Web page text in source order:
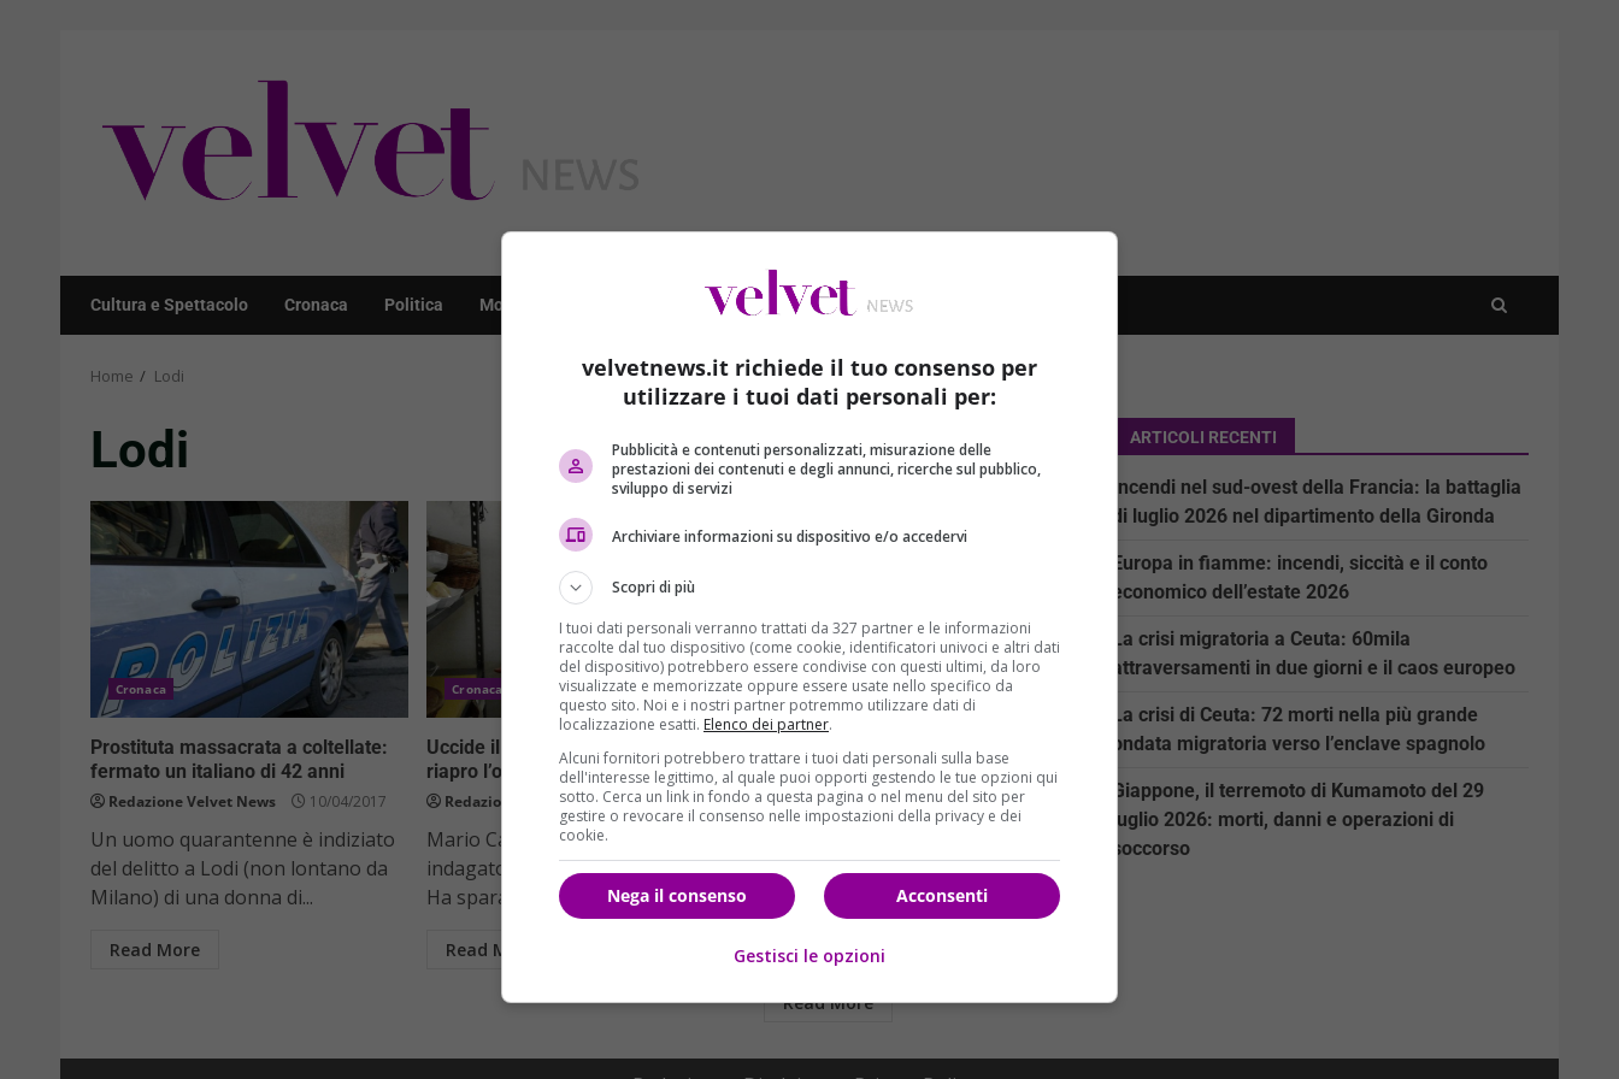
Cultura e Spettacolo Cronaca Politica Mondo
Home Lodi
Lodi
Cronaca
Prostituta massacrata a coltellate:
fermato un italiano di 42 anni
Redazione Velvet News 10/04/2017
Un uomo quarantenne è indiziato
del delitto a Lodi (non lontano da
Milano) di una donna di...
Read More
Cronaca
Uccide il ladro nel suo locale. “Ora
riapro l’osteria ma ho paura”
Redazione Velvet News 13/03/2017
Mario Cattaneo, 67 anni, è
indagato per omicidio volontario.
Ha sparato a un ladro che con dei...
Read More
Cronaca
Shock a Lodi: ladro sorpreso
nell’osteria, il titolare spara e lo
uccide
Redazione Velvet News 10/03/2017
Una tentata rapina finisce in una
sparatoria. Morto uno dei
malviventi, ferito il titolare del
locale, 67...
Read More
ARTICOLI RECENTI
Incendi nel sud-ovest della Francia: la battaglia
di luglio 2026 nel dipartimento della Gironda
Europa in fiamme: incendi, siccità e il conto
economico dell’estate 2026
La crisi migratoria a Ceuta: 60mila
attraversamenti in due giorni e il caos europeo
La crisi di Ceuta: 72 morti nella più grande
ondata migratoria verso l’enclave spagnolo
Giappone, il terremoto di Kumamoto del 29
luglio 2026: morti, danni e operazioni di
soccorso
velvetnews.it richiede il tuo consenso per
utilizzare i tuoi dati personali per:
Pubblicità e contenuti personalizzati, misurazione delle
prestazioni dei contenuti e degli annunci, ricerche sul pubblico,
sviluppo di servizi
Archiviare informazioni su dispositivo e/o accedervi
Scopri di più
I tuoi dati personali verranno trattati da 327 partner e le informazioni
raccolte dal tuo dispositivo (come cookie, identificatori univoci e altri dati
del dispositivo) potrebbero essere condivise con questi ultimi, da loro
visualizzate e memorizzate oppure essere usate nello specifico da
questo sito. Noi e i nostri partner potremmo utilizzare dati di
localizzazione esatti. Elenco dei partner.
Alcuni fornitori potrebbero trattare i tuoi dati personali sulla base
dell'interesse legittimo, al quale puoi opporti gestendo le tue opzioni qui
sotto. Cerca un link in fondo a questa pagina o nel menu del sito per
gestire o revocare il consenso nelle impostazioni della privacy e dei
cookie.
Acconsenti
Nega il consenso
Gestisci le opzioni